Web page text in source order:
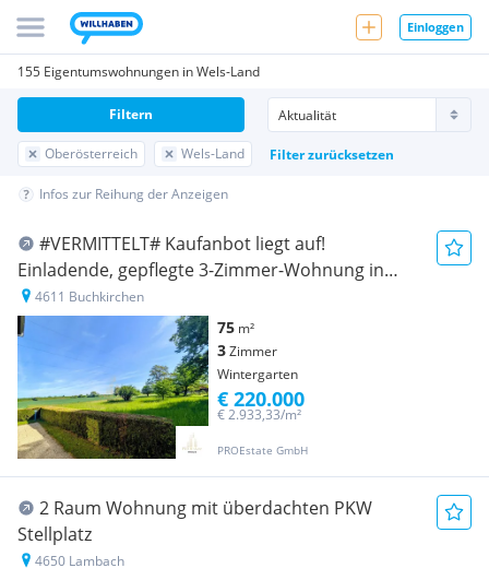
Einloggen
155 Eigentumswohnungen in Wels-Land
Oberösterreich Wels-Land Filter zurücksetzen
Filtern
Infos zur Reihung der Anzeigen
#VERMITTELT# Kaufanbot liegt auf!
Einladende, gepflegte 3-Zimmer-Wohnung in
Buchkirchen, 75m² -Wintergarten
4611 Buchkirchen
75 m²
3Zimmer
Wintergarten
PROEstate GmbH
€ 2.933,33/m²
€ 220.000
2 Raum Wohnung mit überdachten PKW
Stellplatz
4650 Lambach